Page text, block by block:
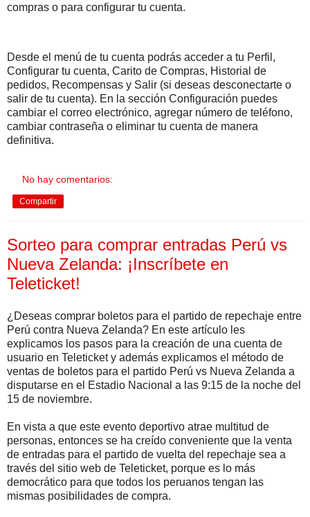
compras o para configurar tu cuenta.
Desde el menú de tu cuenta podrás acceder a tu Perfil,
Configurar tu cuenta, Carito de Compras, Historial de
pedidos, Recompensas y Salir (si deseas desconectarte o
salir de tu cuenta). En la sección Configuración puedes
cambiar el correo electrónico, agregar número de teléfono,
cambiar contraseña o eliminar tu cuenta de manera
definitiva.
No hay comentarios:
Compartir
Sorteo para comprar entradas Perú vs
Nueva Zelanda: ¡Inscríbete en
Teleticket!
¿Deseas comprar boletos para el partido de repechaje entre
Perú contra Nueva Zelanda? En este artículo les
explicamos los pasos para la creación de una cuenta de
usuario en Teleticket y además explicamos el método de
ventas de boletos para el partido Perú vs Nueva Zelanda a
disputarse en el Estadio Nacional a las 9:15 de la noche del
15 de noviembre.
En vista a que este evento deportivo atrae multitud de
personas, entonces se ha creído conveniente que la venta
de entradas para el partido de vuelta del repechaje sea a
través del sitio web de Teleticket, porque es lo más
democrático para que todos los peruanos tengan las
mismas posibilidades de compra.